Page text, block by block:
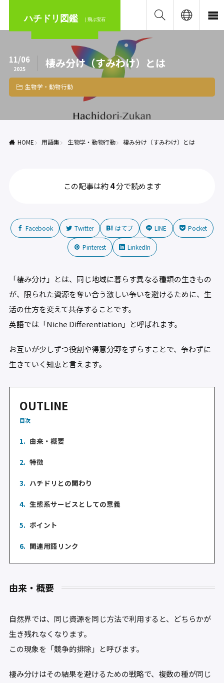
ハチドリ図鑑 ｜飛ぶ宝石
11/06
2025 棲み分け（すみわけ）とは
生物学・動物行動
HOME 用語集 生物学・動物行動 棲み分け（すみわけ）とは
この記事は約4分で読めます
Facebook Twitter はてブ LINE Pocket
Pinterest LinkedIn
「棲み分け」とは、同じ地域に暮らす異なる種類の生きもの
が、限られた資源を奪い合う激しい争いを避けるために、生
活の仕方を変えて共存することです。
英語では「Niche Differentiation」と呼ばれます。
お互いが少しずつ役割や得意分野をずらすことで、争わずに
生きていく知恵と言えます。
OUTLINE
目次
1. 由来・概要
2. 特徴
3. ハチドリとの関わり
4. 生態系サービスとしての意義
5. ポイント
6. 関連用語リンク
由来・概要
自然界では、同じ資源を同じ方法で利用すると、どちらかが
生き残れなくなります。
この現象を「競争的排除」と呼びます。
棲み分けはその結果を避けるための戦略で、複数の種が同じ